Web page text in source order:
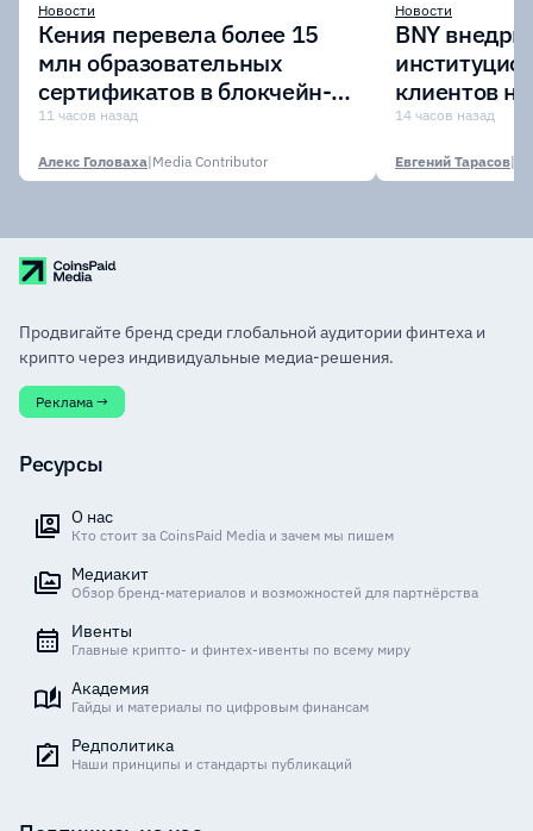
Новости
Кения перевела более 15
млн образовательных
сертификатов в блокчейн-
сеть Avalanche
11 часов назад
Алекс Головаха|Media Contributor
Новости
BNY
клиентов
Digital Asset
14 часов назад
Евгений Тарасов|
Продвигайте бренд среди глобальной аудитории финтеха и
крипто через индивидуальные медиа-решения.
Реклама →
Ресурсы
О нас
Кто стоит за CoinsPaid Media и зачем мы пишем
Медиакит
Обзор бренд-материалов и возможностей для партнёрства
Ивенты
Главные крипто- и финтех-ивенты по всему миру
Академия
Гайды и материалы по цифровым финансам
Редполитика
Наши принципы и стандарты публикаций